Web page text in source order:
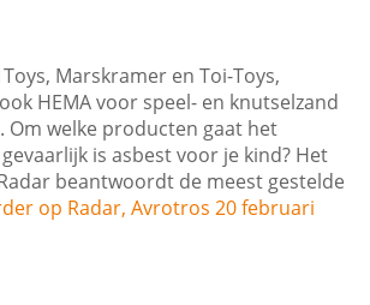
Marskramer en Toi-Toys,
HEMA voor speel- en knutselzand
Om welke producten gaat het
is asbest voor je kind? Het
beantwoordt de meest gestelde
op Radar, Avrotros 20 februari